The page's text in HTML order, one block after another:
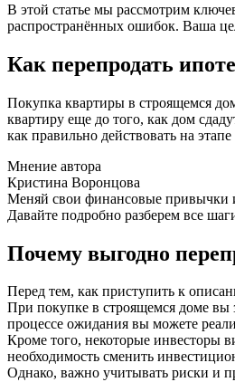
В этой статье мы рассмотрим
распространённых ошибок. Ваша
Как перепродать
Покупка квартиры в строящемся
квартиру еще до того, как дом
как правильно действовать на
Мнение автора
Кристина Воронцова
Меняй свои финансовые привычки
Давайте подробно разберем все
Почему выгодно
Перед тем, как приступить к
При покупке в строящемся доме вы
процессе ожидания вы можете
Кроме того, некоторые инвесторы
необходимость сменить
Однако, важно учитывать риски и